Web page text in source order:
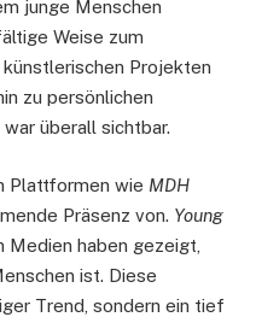
junge Menschen
Weise zum
Projekten
zu persönlichen
war überall sichtbar.
Plattformen wie MDH
Präsenz von. Young
Medien haben gezeigt,
ist. Diese
Trend, sondern ein tief